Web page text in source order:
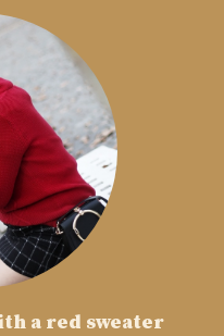
a red sweater